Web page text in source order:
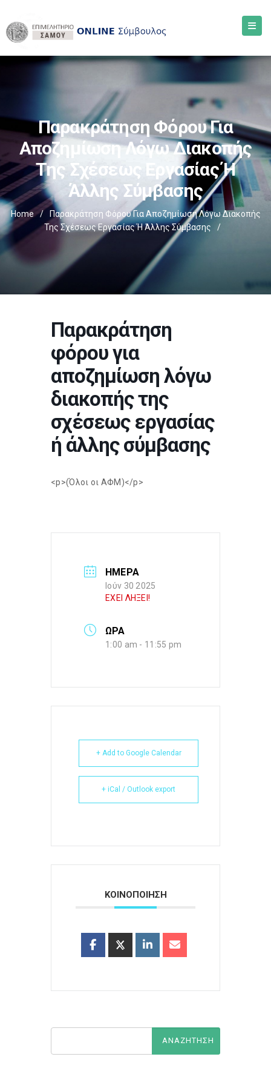
Παρακράτηση Φόρου Για
Αποζημίωση Λόγω Διακοπής
Της Σχέσεως Εργασίας Ή
Άλλης Σύμβασης
Home /
Παρακράτηση Φόρου Για Αποζημίωση Λόγω Διακοπής
Της Σχέσεως Εργασίας Ή Άλλης Σύμβασης
/
Παρακράτηση
φόρου για
αποζημίωση λόγω
διακοπής της
σχέσεως εργασίας
ή άλλης σύμβασης
<p>(Όλοι οι ΑΦΜ)</p>
ΗΜΕΡΑ
Ιούν 30 2025
ΕΧΕΙ ΛΗΞΕΙ!
ΩΡΑ
1:00 am - 11:55 pm
+ Add to Google Calendar
+ iCal / Outlook export
ΚΟΙΝΟΠΟΙΗΣΗ